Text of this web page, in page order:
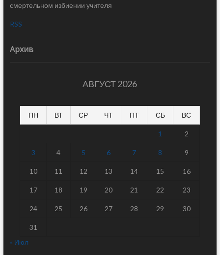
смертельном избиении учителя
RSS
Архив
АВГУСТ 2026
ПН ВТ СР ЧТ ПТ СБ ВС
1 2
3 4 5 6 7 8 9
10 11 12 13 14 15 16
17 18 19 20 21 22 23
24 25 26 27 28 29 30
31
« Июл